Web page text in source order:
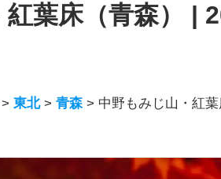
葉床（青森） |
>東北>青森> 中野もみじ山・紅